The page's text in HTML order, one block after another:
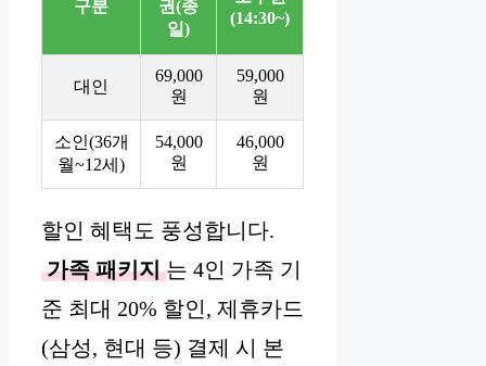
구분
권(종
일)
(14:30~)
대인
69,000
원
59,000
원
소인(36개
월~12세)
54,000
원
46,000
원
할인 혜택도 풍성합니다.
가족 패키지 는 4인 가족 기
준 최대 20% 할인, 제휴카드
(삼성, 현대 등) 결제 시 본